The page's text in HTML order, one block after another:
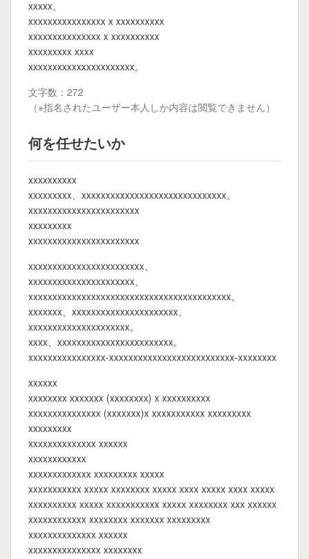
xxxxx、
xxxxxxxxxxxxxxxx x xxxxxxxxxx
xxxxxxxxxxxxxxx x xxxxxxxxxx
xxxxxxxxx xxxx
xxxxxxxxxxxxxxxxxxxxxx。
文字数：272
（※指名されたユーザー本人しか内容は閲覧できません）
何を任せたいか
xxxxxxxxxx
xxxxxxxxx、xxxxxxxxxxxxxxxxxxxxxxxxxxxxxx。
xxxxxxxxxxxxxxxxxxxxxxx
xxxxxxxxx
xxxxxxxxxxxxxxxxxxxxxxx
xxxxxxxxxxxxxxxxxxxxxxxx、
xxxxxxxxxxxxxxxxxxxxxx、
xxxxxxxxxxxxxxxxxxxxxxxxxxxxxxxxxxxxxxxxxx。
xxxxxxx、xxxxxxxxxxxxxxxxxxxxxx、
xxxxxxxxxxxxxxxxxxxxx。
xxxx、xxxxxxxxxxxxxxxxxxxxxxxx。
xxxxxxxxxxxxxxxx-xxxxxxxxxxxxxxxxxxxxxxxxxx-xxxxxxxx
xxxxxx
xxxxxxxx xxxxxxx (xxxxxxxx) x xxxxxxxxxx
xxxxxxxxxxxxxxx (xxxxxxx)x xxxxxxxxxxx xxxxxxxxx
xxxxxxxxx
xxxxxxxxxxxxxx xxxxxx
xxxxxxxxxxxx
xxxxxxxxxxxxx xxxxxxxxx xxxxx
xxxxxxxxxxx xxxxx xxxxxxxx xxxxx xxxx xxxxx xxxx xxxxx
xxxxxxxxxx xxxxx xxxxxxxxxxx xxxxx xxxxxxxx xxx xxxxxx
xxxxxxxxxxxx xxxxxxxx xxxxxxx xxxxxxxxx
xxxxxxxxxxxxxx xxxxxx
xxxxxxxxxxxxxxx xxxxxxxx